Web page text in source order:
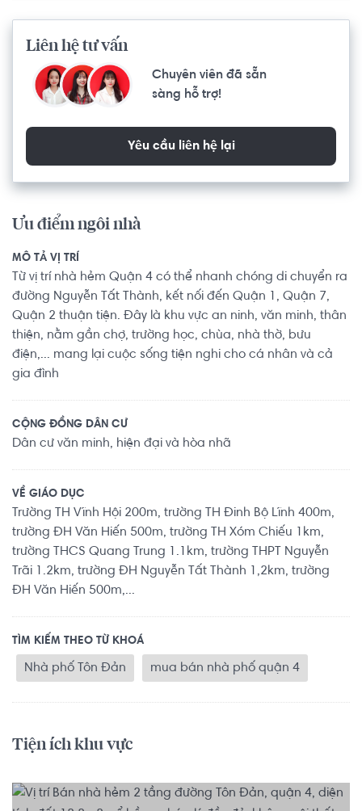
Liên hệ tư vấn
Chuyên viên đã sẵn
sàng hỗ trợ!
Yêu cầu liên hệ lại
Ưu điểm ngôi nhà
MÔ TẢ VỊ TRÍ
Từ vị trí nhà hẻm Quận 4 có thể nhanh chóng di chuyển ra
đường Nguyễn Tất Thành, kết nối đến Quận 1, Quận 7,
Quận 2 thuận tiện. Đây là khu vực an ninh, văn minh, thân
thiện, nằm gần chợ, trường học, chùa, nhà thờ, bưu
điện,... mang lại cuộc sống tiện nghi cho cá nhân và cả
gia đình
CỘNG ĐỒNG DÂN CƯ
Dân cư văn minh, hiện đại và hòa nhã
VỀ GIÁO DỤC
Trường TH Vĩnh Hội 200m, trường TH Đinh Bộ Lĩnh 400m,
trường ĐH Văn Hiến 500m, trường TH Xóm Chiếu 1km,
trường THCS Quang Trung 1.1km, trường THPT Nguyễn
Trãi 1.2km, trường ĐH Nguyễn Tất Thành 1,2km, trường
ĐH Văn Hiến 500m,...
TÌM KIẾM THEO TỪ KHOÁ
Nhà phố Tôn Đản mua bán nhà phố quận 4
Tiện ích khu vực